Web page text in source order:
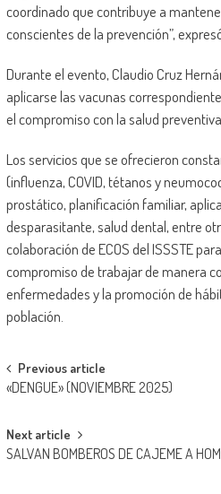
coordinado que contribuye a
conscientes de la prevención”,
Durante el evento, Claudio Cruz
aplicarse las vacunas
el compromiso con la salud
Los servicios que se ofrecieron
(influenza, COVID, tétanos y
prostático, planificación familiar,
desparasitante, salud dental, entre
colaboración de ECOS del ISSSTE
compromiso de trabajar de manera
enfermedades y la promoción de
población.
Post
navigation
Previous article
«DENGUE» (NOVIEMBRE 2025)
Next article
SALVAN BOMBEROS DE CAJEME A